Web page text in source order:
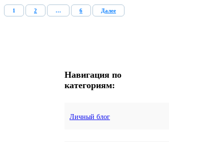
1 2 … 6 Далее
Навигация по
категориям:
Личный блог